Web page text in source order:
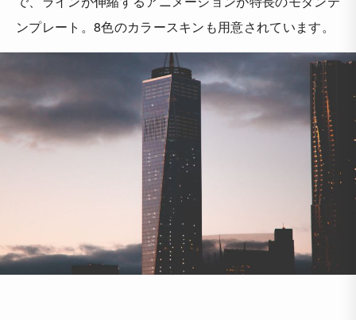
ンプレート。8色のカラースキンも用意されています。